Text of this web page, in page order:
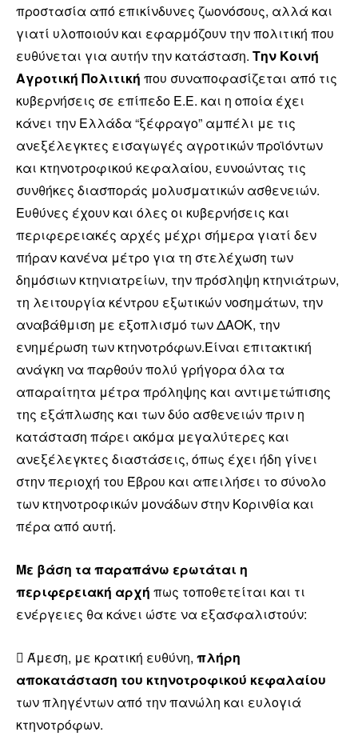
προστασία από επικίνδυνες ζωονόσους, αλλά και
γιατί υλοποιούν και εφαρμόζουν την πολιτική που
ευθύνεται για αυτήν την κατάσταση. Την Κοινή
Αγροτική Πολιτική που συναποφασίζεται από τις
κυβερνήσεις σε επίπεδο Ε.Ε. και η οποία έχει
κάνει την Ελλάδα “ξέφραγο” αμπέλι με τις
ανεξέλεγκτες εισαγωγές αγροτικών προϊόντων
και κτηνοτροφικού κεφαλαίου, ευνοώντας τις
συνθήκες διασποράς μολυσματικών ασθενειών.
Ευθύνες έχουν και όλες οι κυβερνήσεις και
περιφερειακές αρχές μέχρι σήμερα γιατί δεν
πήραν κανένα μέτρο για τη στελέχωση των
δημόσιων κτηνιατρείων, την πρόσληψη κτηνιάτρων,
τη λειτουργία κέντρου εξωτικών νοσημάτων, την
αναβάθμιση με εξοπλισμό των ΔΑΟΚ, την
ενημέρωση των κτηνοτρόφων.Είναι επιτακτική
ανάγκη να παρθούν πολύ γρήγορα όλα τα
απαραίτητα μέτρα πρόληψης και αντιμετώπισης
της εξάπλωσης και των δύο ασθενειών πριν η
κατάσταση πάρει ακόμα μεγαλύτερες και
ανεξέλεγκτες διαστάσεις, όπως έχει ήδη γίνει
στην περιοχή του Έβρου και απειλήσει το σύνολο
των κτηνοτροφικών μονάδων στην Κορινθία και
πέρα από αυτή.
Με βάση τα παραπάνω ερωτάται η
περιφερειακή αρχή πως τοποθετείται και τι
ενέργειες θα κάνει ώστε να εξασφαλιστούν:
 Άμεση, με κρατική ευθύνη, πλήρη
αποκατάσταση του κτηνοτροφικού κεφαλαίου
των πληγέντων από την πανώλη και ευλογιά
κτηνοτρόφων.